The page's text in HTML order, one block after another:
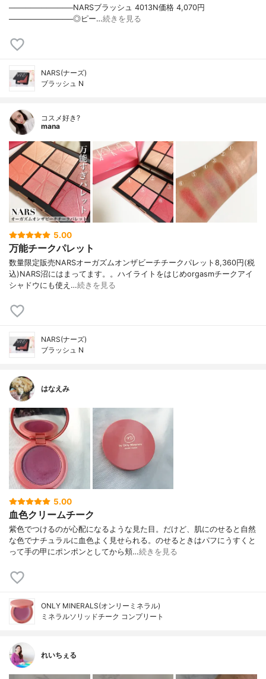
────────────NARSブラッシュ 4013N価格 4,070円
────────────◎ピー…続きを見る
NARS(ナーズ)
ブラッシュ N
コスメ好き?
mana
5.00
万能チークパレット
数量限定販売NARSオーガズムオンザビーチチークパレット8,360円(税
込)NARS沼にはまってます。。ハイライトをはじめorgasmチークアイ
シャドウにも使え…続きを見る
NARS(ナーズ)
ブラッシュ N
はなえみ
5.00
血色クリームチーク
紫色でつけるのが心配になるような見た目。だけど、肌にのせると自然
な色でナチュラルに血色よく見せられる。のせるときはパフにうすくと
って手の甲にポンポンとしてから頬…続きを見る
ONLY MINERALS(オンリーミネラル)
ミネラルソリッドチーク コンプリート
れいちぇる